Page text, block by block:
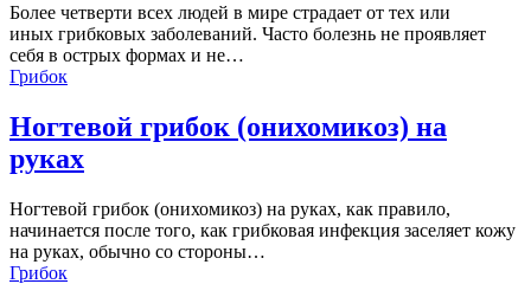
Более четверти всех людей в мире страдает от тех или
иных грибковых заболеваний. Часто болезнь не проявляет
себя в острых формах и не…
Грибок
Ногтевой грибок (онихомикоз) на
руках
Ногтевой грибок (онихомикоз) на руках, как правило,
начинается после того, как грибковая инфекция заселяет кожу
на руках, обычно со стороны…
Грибок